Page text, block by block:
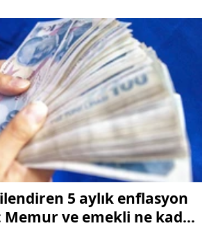
5 aylık enflasyon
ve emekli ne kadar